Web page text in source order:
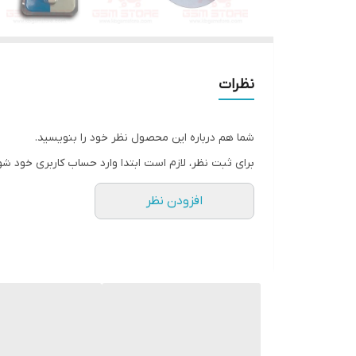
نظرات
شما هم درباره این محصول نظر خود را بنویسید.
برای ثبت نظر، لازم است ابتدا وارد حساب کاربری خود
افزودن نظر